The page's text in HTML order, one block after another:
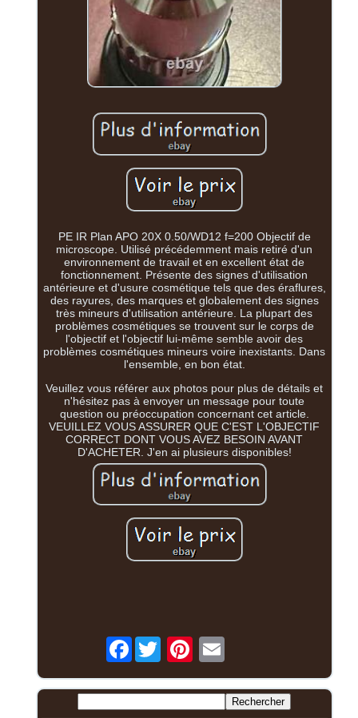
PE IR Plan APO 20X 0.50/WD12 f=200 Objectif de
microscope. Utilisé précédemment mais retiré d'un
environnement de travail et en excellent état de
fonctionnement. Présente des signes d'utilisation
antérieure et d'usure cosmétique tels que des éraflures,
des rayures, des marques et globalement des signes
très mineurs d'utilisation antérieure. La plupart des
problèmes cosmétiques se trouvent sur le corps de
l'objectif et l'objectif lui-même semble avoir des
problèmes cosmétiques mineurs voire inexistants. Dans
l'ensemble, en bon état.
Veuillez vous référer aux photos pour plus de détails et
n'hésitez pas à envoyer un message pour toute
question ou préoccupation concernant cet article.
VEUILLEZ VOUS ASSURER QUE C'EST L'OBJECTIF
CORRECT DONT VOUS AVEZ BESOIN AVANT
D'ACHETER. J'en ai plusieurs disponibles!
Facebook